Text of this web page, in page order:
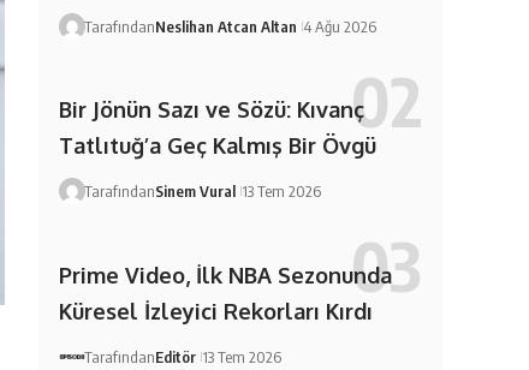
TarafındanNeslihan Atcan Altan 4 Ağu 2026
Bir Jönün Sazı ve Sözü: Kıvanç
Tatlıtuğ’a Geç Kalmış Bir Övgü
TarafındanSinem Vural 13 Tem 2026
Prime Video, İlk NBA Sezonunda
Küresel İzleyici Rekorları Kırdı
TarafındanEditör 13 Tem 2026